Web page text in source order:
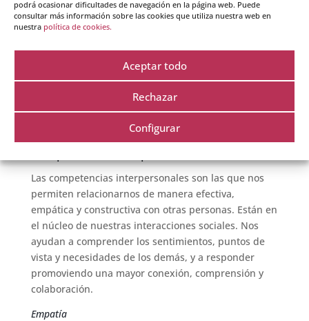
podrá ocasionar dificultades de navegación en la página web. Puede
consultar más información sobre las cookies que utiliza nuestra web en
nuestra política de cookies.
Aceptar todo
Rechazar
Configurar
intentar algo porque estás enfocado en el
aprendizaje y el crecimiento, es porque estás
motivado. La automotivación pone el foco en el
poder que tenemos para influir directamente en el
logro de nuestros propósitos. Es un motor interno
que aporta razones para seguir avanzando. Alimenta
tu compromiso con la acción incluso frente a la
Las competencias interpersonales son las que nos
permiten relacionarnos de manera efectiva,
empática y constructiva con otras personas. Están en
el núcleo de nuestras interacciones sociales. Nos
ayudan a comprender los sentimientos, puntos de
vista y necesidades de los demás, y a responder
promoviendo una mayor conexión, comprensión y
colaboración.
Empatía